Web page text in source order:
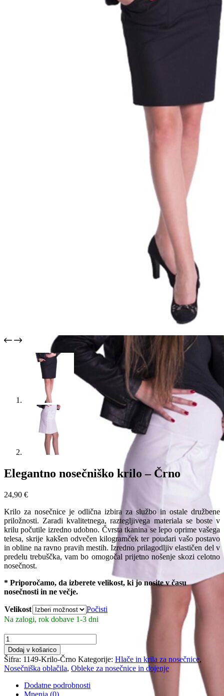
Elegantno nosečniško krilo – Črno
24,90 €
Krilo za nosečnice je odlična izbira za službo in ostale družbene
priložnosti. Zaradi kvalitetnega, raztegljivega materiala se boste v
krilu počutile izredno udobno. Čvrsta tkanina se lepo oprime vašega
telesa, skrije kakšen odvečen kilogramček ter poudari vašo postavo
in obline na ravno pravih mestih.Izredno prilagodljiv elastičen del v
predelu trebuščka, vam bo omogočal prijetno nošenje skozi celotno
nosečnost.
* Priporočamo, da izberete velikost, ki jo nosite v času
nosečnosti in ne večje.
Velikost
Počisti
Na zalogi, rok dobave 1-3 dni
Elegantno
nosečniško
krilo
-
Črno
količina
Dodaj v košarico
Šifra: 1149-Krilo-Črno Kategorije: Hlače in krila za nosečnice,
Nosečniška oblačila, Obleke za nosečnice in dojenje
Dodatne podrobnosti
Mnenja (0)